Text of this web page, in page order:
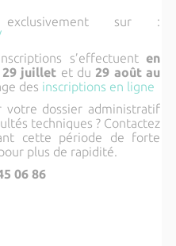
sur :
s’effectuent en
juillet et du 29 août au
des inscriptions en ligne
votre dossier administratif
techniques ? Contactez
cette période de forte
plus de rapidité.
06 86